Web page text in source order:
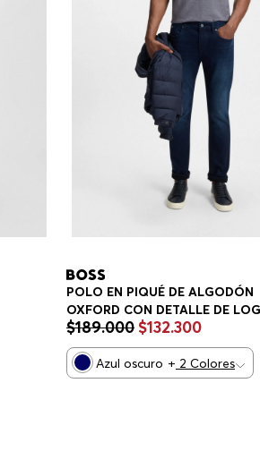
POLO EN PIQUÉ DE ALGODÓN
OXFORD CON DETALLE DE
POLO REGULAR FIT HOMBRE
$189.000 $132.300
Azul oscuro + 2 Colores